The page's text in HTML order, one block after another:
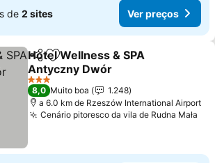
de 2 sites Ver preços
PartilharAdicionar aos favoritos
Hotel Wellness & SPA
Antyczny Dwór
3 Estrelas
8,0 Muito boa
1.248
a 6.0 km de Rzeszów International Airport
Cenário pitoresco da vila de Rudna Mała